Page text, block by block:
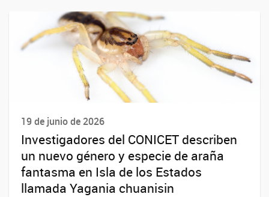
19 de junio de 2026
Investigadores del CONICET describen
un nuevo género y especie de araña
fantasma en Isla de los Estados
llamada Yagania chuanisin